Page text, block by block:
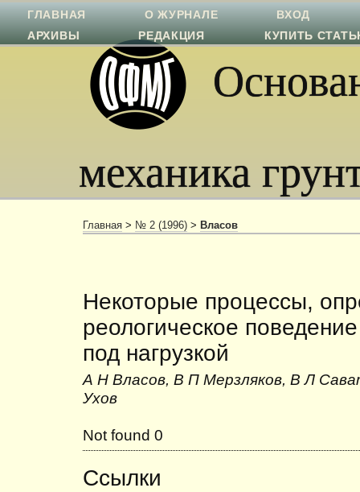
механика
ГЛАВНАЯ О ЖУРНАЛЕ
ВХОД
АРХИВЫ
РЕДАКЦИЯ КУПИТЬ
Главная > № 2 (1996) > Власов
Некоторые процессы,
реологическое
под нагрузкой
А Н Власов, В П Мерзляков, В Л
Ухов
Not found 0
Ссылки